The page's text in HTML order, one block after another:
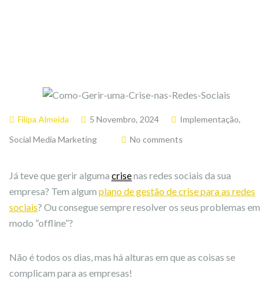
Filipa Almeida 5 Novembro, 2024 Implementação,
Social Media Marketing
No comments
Já teve que gerir alguma crisenas redes sociais da sua
empresa? Tem algum plano de gestão de crise para as redes
sociais? Ou consegue sempre resolver os seus problemas em
modo “offline”?
Não é todos os dias, mas há alturas em que as coisas se
complicam para as empresas!